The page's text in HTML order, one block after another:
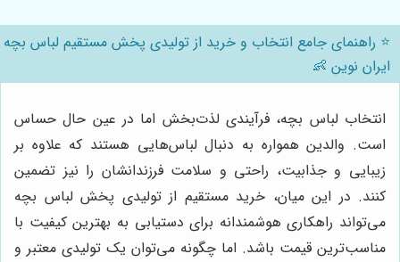
⭐️ راهنمای جامع انتخاب و خرید از تولیدی پخش مستقیم لباس بچه
ایران نوین 👶
انتخاب لباس بچه، فرآیندی لذت‌بخش اما در عین حال حساس
است. والدین همواره به دنبال لباس‌هایی هستند که علاوه بر
زیبایی و جذابیت، راحتی و سلامت فرزندانشان را نیز تضمین
کنند. در این میان، خرید مستقیم از تولیدی پخش لباس بچه
می‌تواند راهکاری هوشمندانه برای دستیابی به بهترین کیفیت با
مناسب‌ترین قیمت باشد. اما چگونه می‌توان یک تولیدی معتبر و